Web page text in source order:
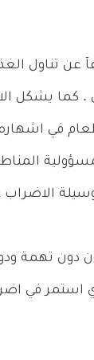
عن تناول
. كما يشكل
في
دون تهمة